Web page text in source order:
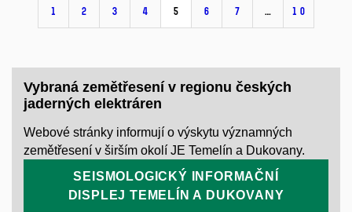
1 2 3 4 5 6 7 … 10
Vybraná zemětřesení v regionu českých
jaderných elektráren
Webové stránky informují o výskytu významných
zemětřesení v širším okolí JE Temelín a Dukovany.
SEISMOLOGICKÝ INFORMAČNÍ
DISPLEJ TEMELÍN A DUKOVANY